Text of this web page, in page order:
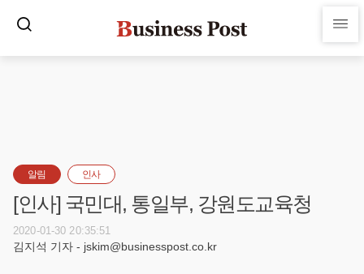
알림 인사
[인사] 국민대, 통일부, 강원도교육청
2020-01-30 20:35:51
김지석 기자 - jskim@businesspost.co.kr